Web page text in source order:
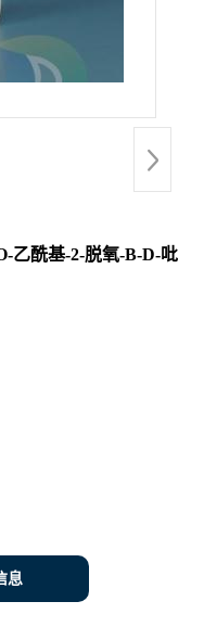
乙酰基-2-脱氧-Β-D-吡
息